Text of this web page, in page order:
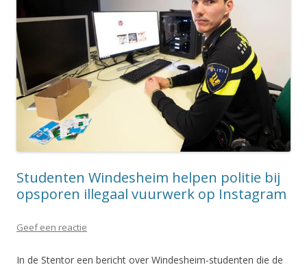
Studenten Windesheim helpen politie bij
opsporen illegaal vuurwerk op Instagram
Geef een reactie
In de Stentor een bericht over Windesheim-studenten die de